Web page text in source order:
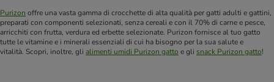
Purizon offre una vasta gamma di crocchette di alta qualità per gatti adulti e gattini,
preparati con componenti selezionati, senza cereali e con il 70% di carne e pesce,
arricchiti con frutta, verdura ed erbette selezionate. Purizon fornisce al tuo gatto
tutte le vitamine e i minerali essenziali di cui ha bisogno per la sua salute e
vitalità. Scopri, inoltre, gli alimenti umidi Purizon gatto e gli snack Purizon gatto!